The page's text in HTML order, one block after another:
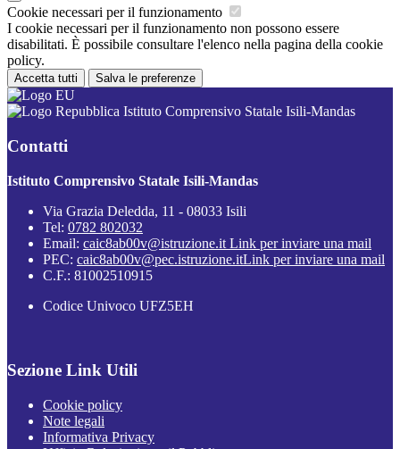
Cookie necessari per il funzionamento
I cookie necessari per il funzionamento non possono essere
disabilitati. È possibile consultare l'elenco nella pagina della cookie
policy.
Accetta tutti Salva le preferenze
Istituto Comprensivo Statale Isili-Mandas
Contatti
Istituto Comprensivo Statale Isili-Mandas
Via Grazia Deledda, 11 - 08033 Isili
Tel: 0782 802032
Email: caic8ab00v@istruzione.it Link per inviare una mail
PEC: caic8ab00v@pec.istruzione.itLink per inviare una mail
C.F.: 81002510915
Codice Univoco UFZ5EH
Sezione Link Utili
Cookie policy
Note legali
Informativa Privacy